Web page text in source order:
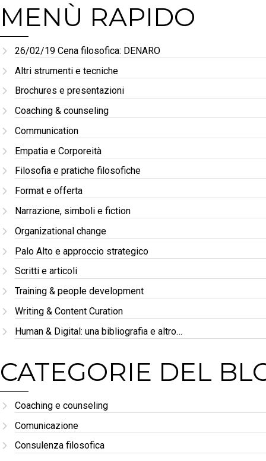
MENÙ RAPIDO
26/02/19 Cena filosofica: DENARO
Altri strumenti e tecniche
Brochures e presentazioni
Coaching & counseling
Communication
Empatia e Corporeità
Filosofia e pratiche filosofiche
Format e offerta
Narrazione, simboli e fiction
Organizational change
Palo Alto e approccio strategico
Scritti e articoli
Training & people development
Writing & Content Curation
Human & Digital: una bibliografia e altro…
CATEGORIE DEL
Coaching e counseling
Comunicazione
Consulenza filosofica